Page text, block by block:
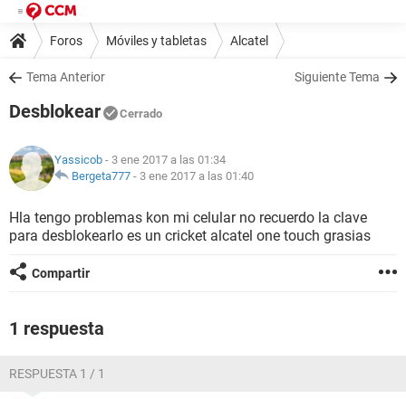
Foros Móviles y tabletas Alcatel
Tema Anterior Siguiente Tema
Desblokear Cerrado
Yassicob - 3 ene 2017 a las 01:34
Bergeta777 - 3 ene 2017 a las 01:40
Hla tengo problemas kon mi celular no recuerdo la clave
para desblokearlo es un cricket alcatel one touch grasias
Compartir
1 respuesta
RESPUESTA 1 / 1